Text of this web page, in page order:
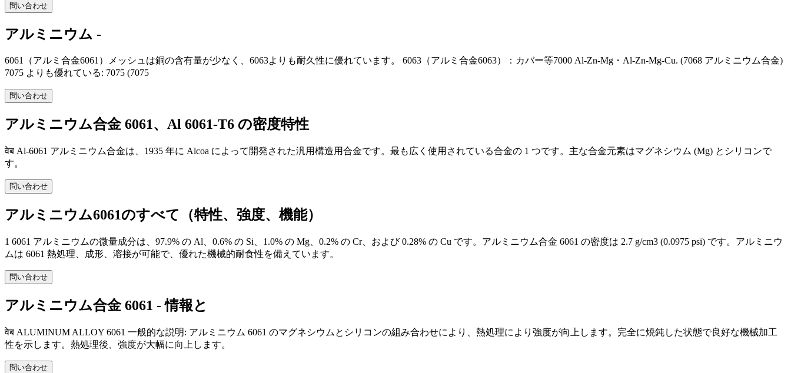
問い合わせ
アルミニウム -
6061（アルミ合金6061）メッシュは銅の含有量が少なく、6063よりも耐久性に優れています。 6063（アルミ合金6063）：カバー等7000 Al-Zn-Mg・Al-Zn-Mg-Cu. (7068 アルミニウム合金)
7075 よりも優れている: 7075 (7075
問い合わせ
アルミニウム合金 6061、Al 6061-T6 の密度特性
वेब Al-6061 アルミニウム合金は、1935 年に Alcoa によって開発された汎用構造用合金です。最も広く使用されている合金の 1 つです。主な合金元素はマグネシウム (Mg) とシリコンで
す。
問い合わせ
アルミニウム6061のすべて（特性、強度、機能）
1 6061 アルミニウムの微量成分は、97.9% の Al、0.6% の Si、1.0% の Mg、0.2% の Cr、および 0.28% の Cu です。アルミニウム合金 6061 の密度は 2.7 g/cm3 (0.0975 psi) です。アルミニウ
ムは 6061 熱処理、成形、溶接が可能で、優れた機械的耐食性を備えています。
問い合わせ
アルミニウム合金 6061 - 情報と
वेब ALUMINUM ALLOY 6061 一般的な説明: アルミニウム 6061 のマグネシウムとシリコンの組み合わせにより、熱処理により強度が向上します。完全に焼鈍した状態で良好な機械加工
性を示します。熱処理後、強度が大幅に向上します。
問い合わせ